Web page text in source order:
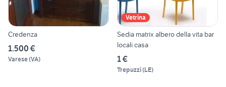
Credenza
1.500 €
Varese(VA)
Vetrina
Sedia matrix albero della vita bar
locali casa
1 €
Trepuzzi(LE)